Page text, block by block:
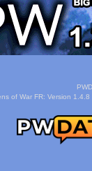
of War FR: Version